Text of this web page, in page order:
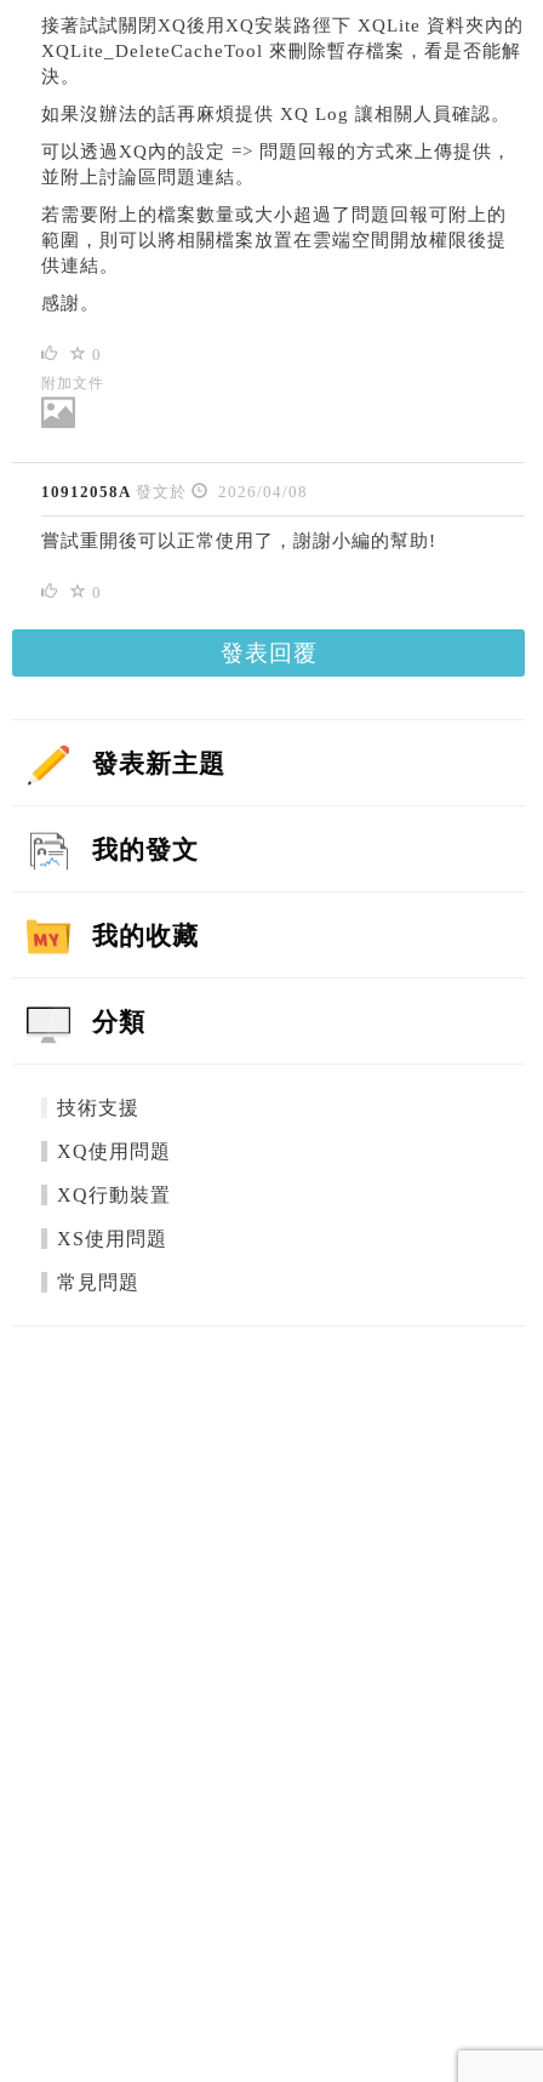
接著試試關閉XQ後用XQ安裝路徑下 XQLite 資料夾內的
XQLite_DeleteCacheTool 來刪除暫存檔案，看是否能解
決。
如果沒辦法的話再麻煩提供 XQ Log 讓相關人員確認。
可以透過XQ內的設定 => 問題回報的方式來上傳提供，
並附上討論區問題連結。
若需要附上的檔案數量或大小超過了問題回報可附上的
範圍，則可以將相關檔案放置在雲端空間開放權限後提
供連結。
感謝。
0
附加文件
10912058A 發文於 2026/04/08
嘗試重開後可以正常使用了，謝謝小編的幫助!
0
發表回覆
發表新主題
我的發文
我的收藏
分類
技術支援
XQ使用問題
XQ行動裝置
XS使用問題
常見問題